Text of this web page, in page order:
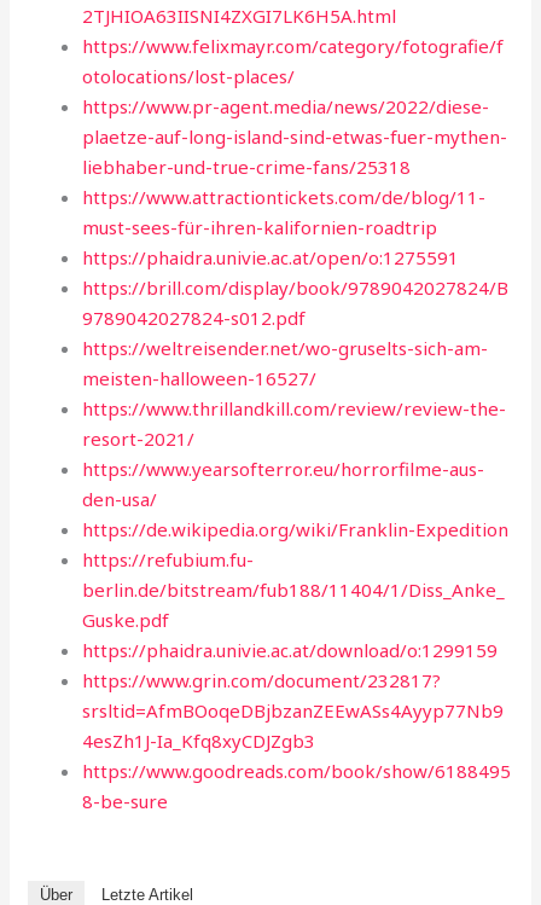
2TJHIOA63IISNI4ZXGI7LK6H5A.html
https://www.felixmayr.com/category/fotografie/f
otolocations/lost-places/
https://www.pr-agent.media/news/2022/diese-
plaetze-auf-long-island-sind-etwas-fuer-mythen-
liebhaber-und-true-crime-fans/25318
https://www.attractiontickets.com/de/blog/11-
must-sees-für-ihren-kalifornien-roadtrip
https://phaidra.univie.ac.at/open/o:1275591
https://brill.com/display/book/9789042027824/B
9789042027824-s012.pdf
https://weltreisender.net/wo-gruselts-sich-am-
meisten-halloween-16527/
https://www.thrillandkill.com/review/review-the-
resort-2021/
https://www.yearsofterror.eu/horrorfilme-aus-
den-usa/
https://de.wikipedia.org/wiki/Franklin-Expedition
https://refubium.fu-
berlin.de/bitstream/fub188/11404/1/Diss_Anke_
Guske.pdf
https://phaidra.univie.ac.at/download/o:1299159
https://www.grin.com/document/232817?
srsltid=AfmBOoqeDBjbzanZEEwASs4Ayyp77Nb9
4esZh1J-Ia_Kfq8xyCDJZgb3
https://www.goodreads.com/book/show/6188495
8-be-sure
Über Letzte Artikel